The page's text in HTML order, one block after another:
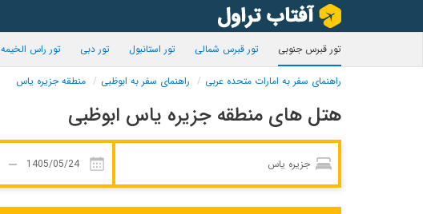
تور قبرس جنوبی تور قبرس شمالی تور استانبول تور دبی تور راس الخیمه
راهنمای سفر به امارات متحده عربی راهنمای سفر به ابوظبی منطقه جزیره یاس
هتل های منطقه جزیره یاس ابوظبی